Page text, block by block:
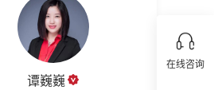
在线咨询
谭巍巍